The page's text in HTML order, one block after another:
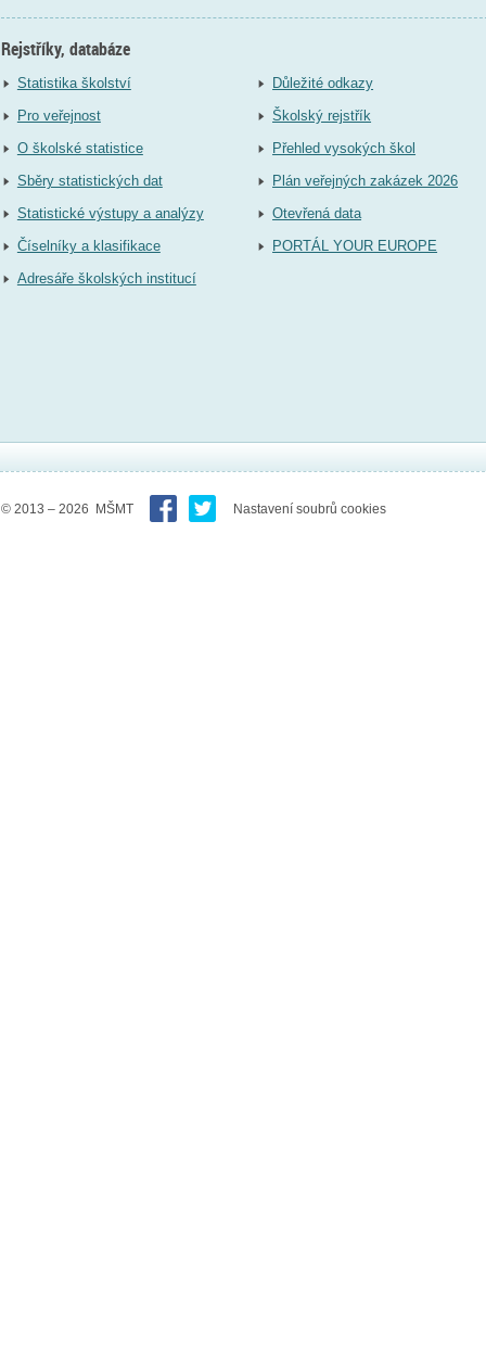
Rejstříky, databáze
Statistika školství
Pro veřejnost
O školské statistice
Sběry statistických dat
Statistické výstupy a analýzy
Číselníky a klasifikace
Adresáře školských institucí
Důležité odkazy
Školský rejstřík
Přehled vysokých škol
Plán veřejných zakázek 2026
Otevřená data
PORTÁL YOUR EUROPE
© 2013 – 2026 MŠMT Nastavení soubrů cookies